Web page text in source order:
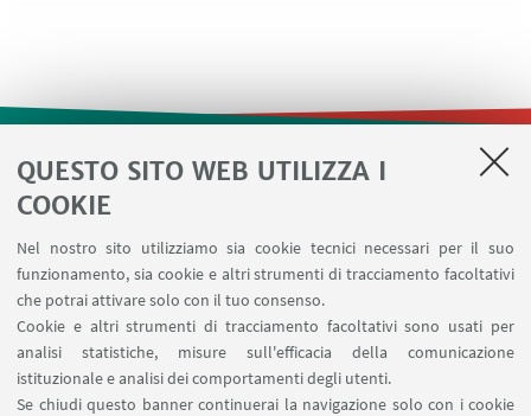
QUESTO SITO WEB UTILIZZA I
COOKIE
Nel nostro sito utilizziamo sia cookie tecnici necessari per il suo
funzionamento, sia cookie e altri strumenti di tracciamento facoltativi
che potrai attivare solo con il tuo consenso.
Cookie e altri strumenti di tracciamento facoltativi sono usati per
analisi statistiche, misure sull'efficacia della comunicazione
istituzionale e analisi dei comportamenti degli utenti.
Se chiudi questo banner continuerai la navigazione solo con i cookie
LINK UTILI
Area riservata
Prenotazione risorse
SEGUI IL DIPARTIMENTO SU: